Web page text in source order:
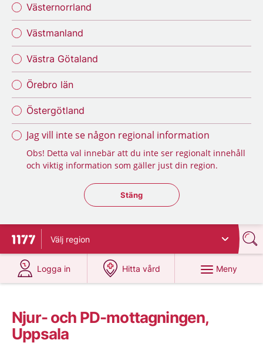
Västernorrland
Västmanland
Västra Götaland
Örebro län
Östergötland
Jag vill inte se någon regional information
Obs! Detta val innebär att du inte ser regionalt innehåll
och viktig information som gäller just din region.
Stäng regionsväljaren
Stäng
Till startsidan för 1177
Välj region
Logga in
på 1177.se
Hitta vård
på 1177.se
Meny
Njur- och PD-mottagningen,
Uppsala